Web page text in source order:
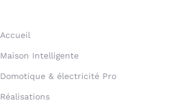
Accueil
Maison Intelligente
Domotique & électricité Pro
Réalisations